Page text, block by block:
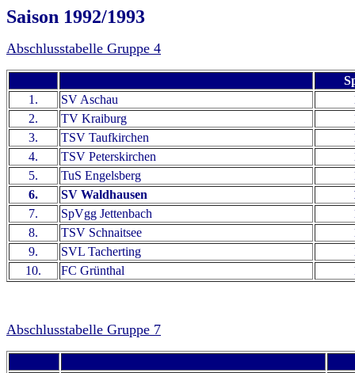
Saison 1992/1993
Abschlusstabelle Gruppe 4
1.
SV Aschau
2.
TV Kraiburg
3.
TSV Taufkirchen
4.
TSV Peterskirchen
5.
TuS Engelsberg
6.
SV Waldhausen
7.
SpVgg Jettenbach
8.
TSV Schnaitsee
9.
SVL Tacherting
10.
FC Grünthal
Abschlusstabelle Gruppe 7